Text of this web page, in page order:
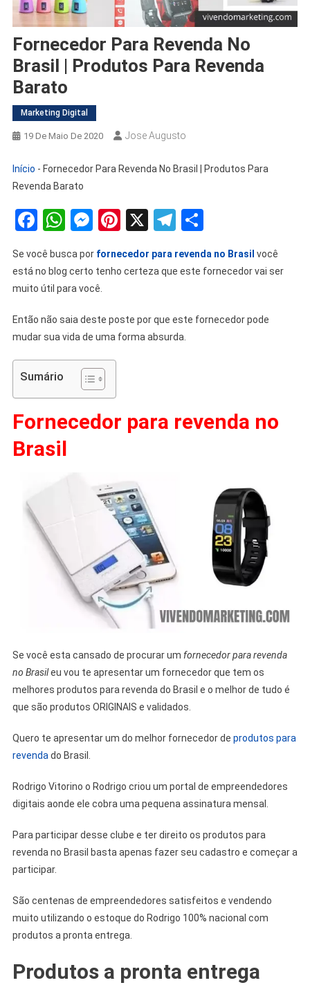
Fornecedor Para Revenda No
Brasil | Produtos Para Revenda
Barato
Marketing Digital
19 De Maio De 2020 Jose Augusto
Início - Fornecedor Para Revenda No Brasil | Produtos Para
Revenda Barato
Facebook
WhatsApp
Messenger
Pinterest
X Telegram
Share
Se você busca porfornecedor para revenda no Brasil você
está no blog certo tenho certeza que este fornecedor vai ser
muito útil para você.
Então não saia deste poste por que este fornecedor pode
mudar sua vida de uma forma absurda.
Sumário
Fornecedor para revenda no
Brasil
Se você esta cansado de procurar um fornecedor para revenda
no Brasileu vou te apresentar um fornecedor que tem os
melhores produtos para revenda do Brasil e o melhor de tudo é
que são produtos ORIGINAIS e validados.
Quero te apresentar um do melhor fornecedor de produtos para
revenda do Brasil.
Rodrigo Vitorino o Rodrigo criou um portal de empreendedores
digitais aonde ele cobra uma pequena assinatura mensal.
Para participar desse clube e ter direito os produtos para
revenda no Brasil basta apenas fazer seu cadastro e começar a
participar.
São centenas de empreendedores satisfeitos e vendendo
muito utilizando o estoque do Rodrigo 100% nacional com
produtos a pronta entrega.
Produtos a pronta entrega